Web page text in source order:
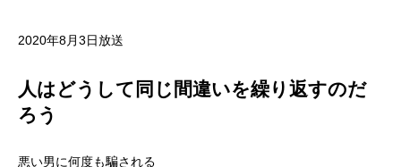
2020年8月3日放送
人はどうして同じ間違いを繰り返すのだ
ろう
悪い男に何度も騙される